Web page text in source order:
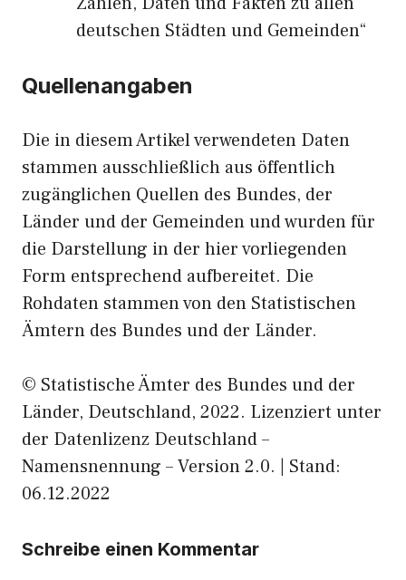
deutschen Städten und Gemeinden“
Quellenangaben
Die in diesem Artikel verwendeten Daten
stammen ausschließlich aus öffentlich
zugänglichen Quellen des Bundes, der
Länder und der Gemeinden und wurden für
die Darstellung in der hier vorliegenden
Form entsprechend aufbereitet. Die
Rohdaten stammen von den Statistischen
Ämtern des Bundes und der Länder.
© Statistische Ämter des Bundes und der
Länder, Deutschland, 2022. Lizenziert unter
der Datenlizenz Deutschland –
Namensnennung – Version 2.0. | Stand:
06.12.2022
Schreibe einen Kommentar